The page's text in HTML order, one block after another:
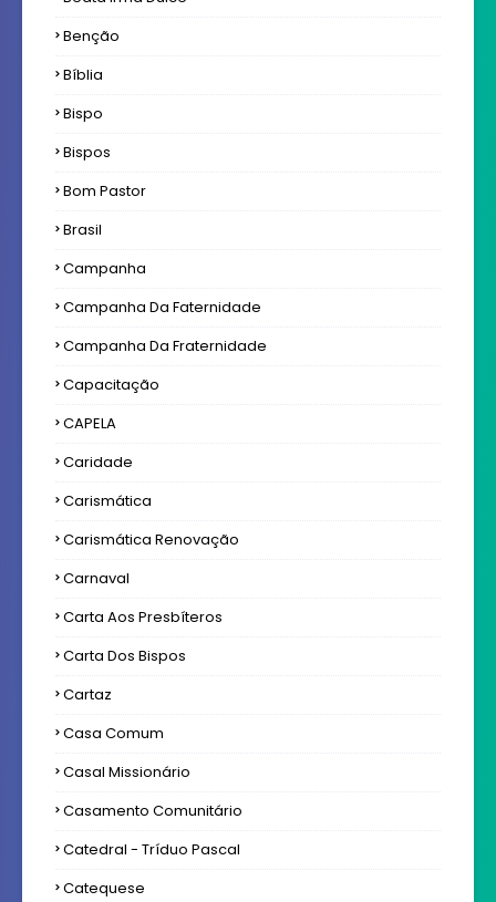
Benção
Bíblia
Bispo
Bispos
Bom Pastor
Brasil
Campanha
Campanha Da Faternidade
Campanha Da Fraternidade
Capacitação
CAPELA
Caridade
Carismática
Carismática Renovação
Carnaval
Carta Aos Presbíteros
Carta Dos Bispos
Cartaz
Casa Comum
Casal Missionário
Casamento Comunitário
Catedral - Tríduo Pascal
Catequese